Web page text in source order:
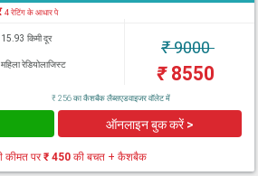
4 रेटिंग के आधार पे
15.93 किमी दूर
महिला रेडियोलाजिस्ट
₹9000
₹8550
₹ 256 का कैशबैक लैब्सएडवाइजर वॉलेट में
ऑनलाइन बुक करें >
कीमत पर₹ 450की बचत + कैशबैक